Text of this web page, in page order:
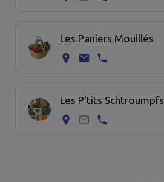
Les Paniers Mouillés
Les P'tits Schtroumpfs